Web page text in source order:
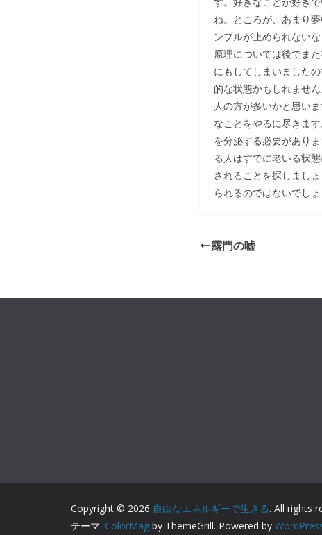
ね。ところが、あまり
ンブルが止められない
原理については後でま
にもしてしまいました
的な状態かもしれませ
人の方が多いかと思い
なことをやるに尽きま
を分泌する必要があり
る人はすでに老いる状
されることを探しまし
られるのではないでしょ
露門の嘘
Copyright © 2026 自由なエネルギーで生きる. All rights
テーマ: ColorMag by ThemeGrill. Powered by